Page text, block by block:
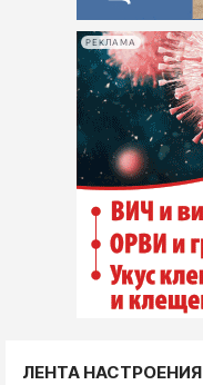
РЕКЛАМА
ЛЕНТА НАСТРОЕНИЯ